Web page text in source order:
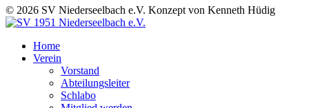
© 2026 SV Niederseelbach e.V. Konzept von Kenneth Hüdig
Home
Verein
Vorstand
Abteilungsleiter
Schlabo